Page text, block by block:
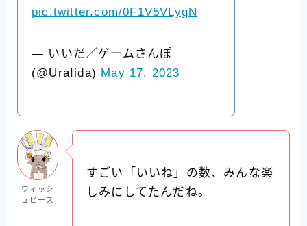
pic.twitter.com/0F1V5VLygN
— いいだ／ゲームさんぽ
(@UraIida) May 17, 2023
ウィッシ
ュピース
すごい「いいね」の数、みんな楽
しみにしてたんだね。